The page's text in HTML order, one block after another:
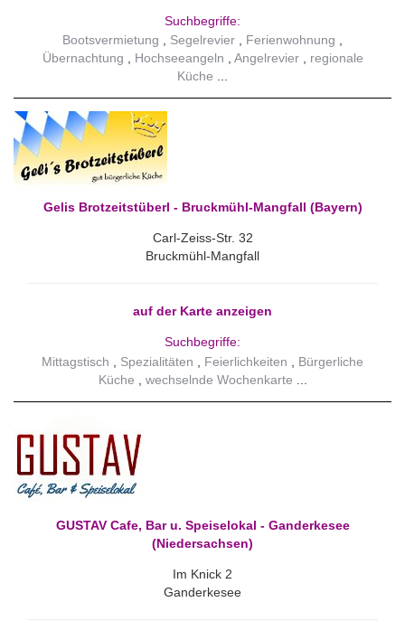
Suchbegriffe:
Bootsvermietung
Segelrevier
Ferienwohnung
Übernachtung
Hochseeangeln Angelrevier
regionale
Küche
Gelis Brotzeitstüberl - Bruckmühl-Mangfall (Bayern)
Carl-Zeiss-Str. 32
Bruckmühl-Mangfall
auf der Karte anzeigen
Suchbegriffe:
Mittagstisch
Spezialitäten Feierlichkeiten
Bürgerliche
Küche
wechselnde Wochenkarte
GUSTAV Cafe, Bar u. Speiselokal - Ganderkesee
(Niedersachsen)
Im Knick 2
Ganderkesee